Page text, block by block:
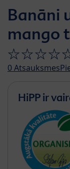
Banāni
mango
0Atsauksmes
HiPP ir